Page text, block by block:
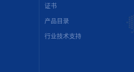
证书
产品目录
行业技术支持